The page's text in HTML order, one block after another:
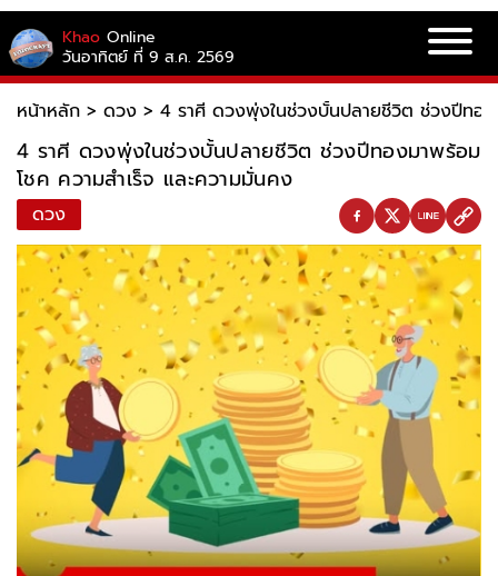
Khao Online
วันอาทิตย์ ที่ 9 ส.ค. 2569
หน้าหลัก > ดวง > 4 ราศี ดวงพุ่งในช่วงบั้นปลายชีวิต ช่วงปีทอง
4 ราศี ดวงพุ่งในช่วงบั้นปลายชีวิต ช่วงปีทองมาพร้อม
โชค ความสำเร็จ และความมั่นคง
ดวง